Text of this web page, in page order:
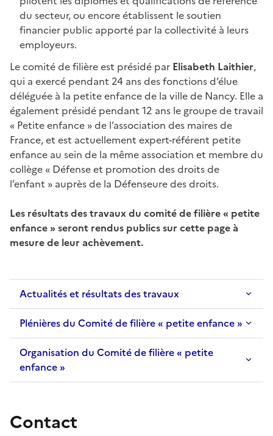
du secteur, ou encore établissent le soutien
financier public apporté par la collectivité à leurs
employeurs.
Le comité de filière est présidé par Elisabeth Laithier,
qui a exercé pendant 24 ans des fonctions d’élue
déléguée à la petite enfance de la ville de Nancy. Elle a
également présidé pendant 12 ans le groupe de travail
« Petite enfance » de l’association des maires de
France, et est actuellement expert-référent petite
enfance au sein de la même association et membre du
collège « Défense et promotion des droits de
l’enfant » auprès de la Défenseure des droits.
Les résultats des travaux du comité de filière « petite
enfance » seront rendus publics sur cette page à
mesure de leur achèvement.
Actualités et résultats des travaux
Plénières du Comité de filière « petite enfance »
Organisation du Comité de filière « petite
enfance »
Contact